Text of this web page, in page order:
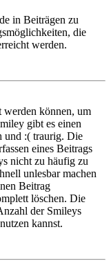
in Beiträgen zu
die
werden.
werden können, um
gibt es einen
und :( traurig. Die
eines Beitrags
nicht zu häufig zu
unlesbar machen
Beitrag
löschen. Die
der Smileys
kannst.